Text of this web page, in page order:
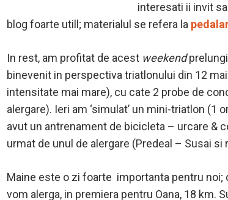
interesati ii invit
blog foarte utill; materialul se refera la
In rest, am profitat de acest weekend
binevenit in perspectiva triatlonului din 12
intensitate mai mare), cu cate 2 probe de
alergare). Ieri am ‘simulat’ un mini-triatlon (1
avut un antrenament de bicicleta – urcare &
urmat de unul de alergare (Predeal – Susai si
Maine este o zi foarte importanta pentru noi;
vom alerga, in premiera pentru Oana, 18 km.